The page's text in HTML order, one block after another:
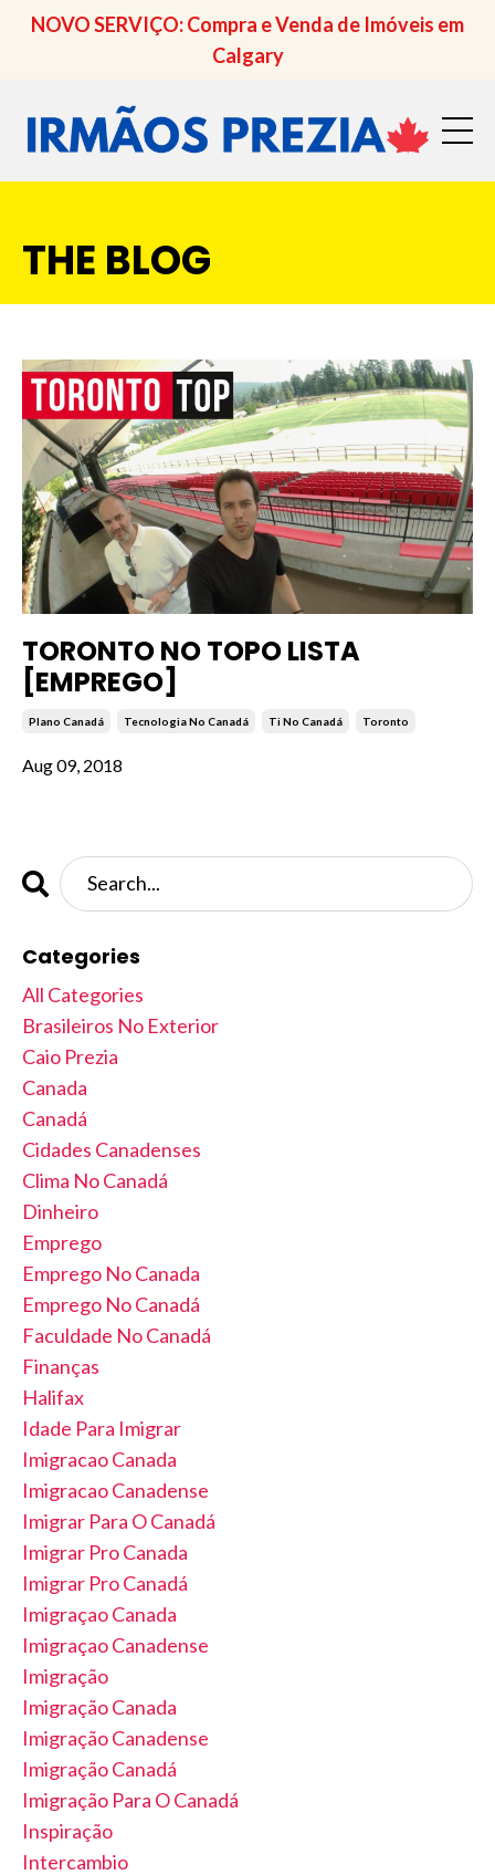
NOVO SERVIÇO: Compra e Venda de Imóveis em
Calgary
THE BLOG
TORONTO NO TOPO LISTA
[EMPREGO]
Plano Canadá Tecnologia No Canadá Ti No Canadá Toronto
Aug 09, 2018
Categories
All Categories
Brasileiros No Exterior
Caio Prezia
Canada
Canadá
Cidades Canadenses
Clima No Canadá
Dinheiro
Emprego
Emprego No Canada
Emprego No Canadá
Faculdade No Canadá
Finanças
Halifax
Idade Para Imigrar
Imigracao Canada
Imigracao Canadense
Imigrar Para O Canadá
Imigrar Pro Canada
Imigrar Pro Canadá
Imigraçao Canada
Imigraçao Canadense
Imigração
Imigração Canada
Imigração Canadense
Imigração Canadá
Imigração Para O Canadá
Inspiração
Intercambio